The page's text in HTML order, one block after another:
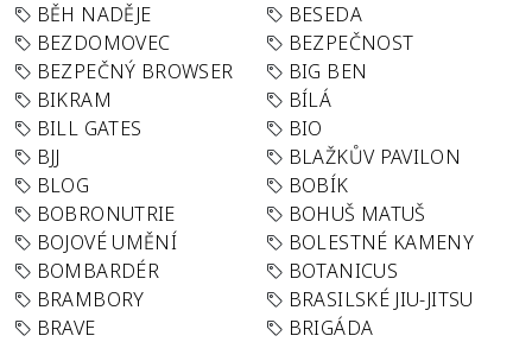
BĚH NADĚJE
BESEDA
BEZDOMOVEC
BEZPEČNOST
BEZPEČNÝ BROWSER
BIG BEN
BIKRAM
BÍLÁ
BILL GATES
BIO
BJJ
BLAŽKŮV PAVILON
BLOG
BOBÍK
BOBRONUTRIE
BOHUŠ MATUŠ
BOJOVÉ UMĚNÍ
BOLESTNÉ KAMENY
BOMBARDÉR
BOTANICUS
BRAMBORY
BRASILSKÉ JIU-JITSU
BRAVE
BRIGÁDA